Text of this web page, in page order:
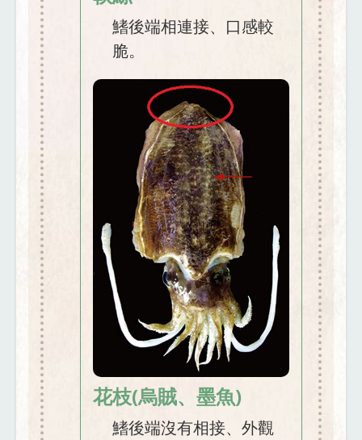
鰭後端相連接、口感較
脆。
花枝(烏賊、墨魚)
鰭後端沒有相接、外觀